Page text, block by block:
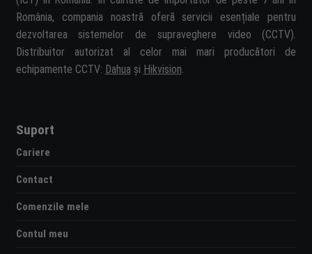
România, compania noastră oferă servicii esențiale pentru
dezvoltarea sistemelor de supraveghere video (CCTV).
Distribuitor autorizat al celor mai mari producători de
echipamente CCTV: Dahua și Hikvision.
Suport
Cariere
Contact
Comenzile mele
Contul meu